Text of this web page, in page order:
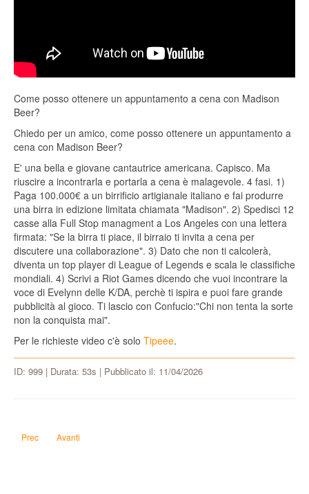
Come posso ottenere un appuntamento a cena con Madison
Beer?
Chiedo per un amico, come posso ottenere un appuntamento a
cena con Madison Beer?
E' una bella e giovane cantautrice americana. Capisco. Ma
riuscire a incontrarla e portarla a cena è malagevole. 4 fasi. 1)
Paga 100.000€ a un birrificio artigianale italiano e fai produrre
una birra in edizione limitata chiamata "Madison". 2) Spedisci 12
casse alla Full Stop managment a Los Angeles con una lettera
firmata: "Se la birra ti piace, il birraio ti invita a cena per
discutere una collaborazione". 3) Dato che non ti calcolerà,
diventa un top player di League of Legends e scala le classifiche
mondiali. 4) Scrivi a Riot Games dicendo che vuoi incontrare la
voce di Evelynn delle K/DA, perchè ti ispira e puoi fare grande
pubblicità al gioco. Ti lascio con Confucio:"Chi non tenta la sorte
non la conquista mai".
Per le richieste video c'è solo Tipeee.
ID: 999 | Durata: 53s | Pubblicato il: 11/04/2026
Articolo precedente: O Maestro, desidero di incontrarla di persona, ma vivo
Prec Articolo successivo: Come posso raffinare petrolio greggio da
Avanti